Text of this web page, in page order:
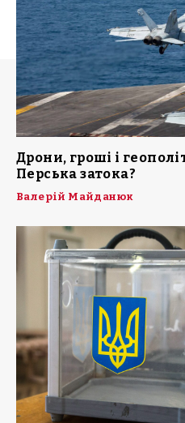
Дрони, гроші і
Перська затока?
Валерій Майданюк